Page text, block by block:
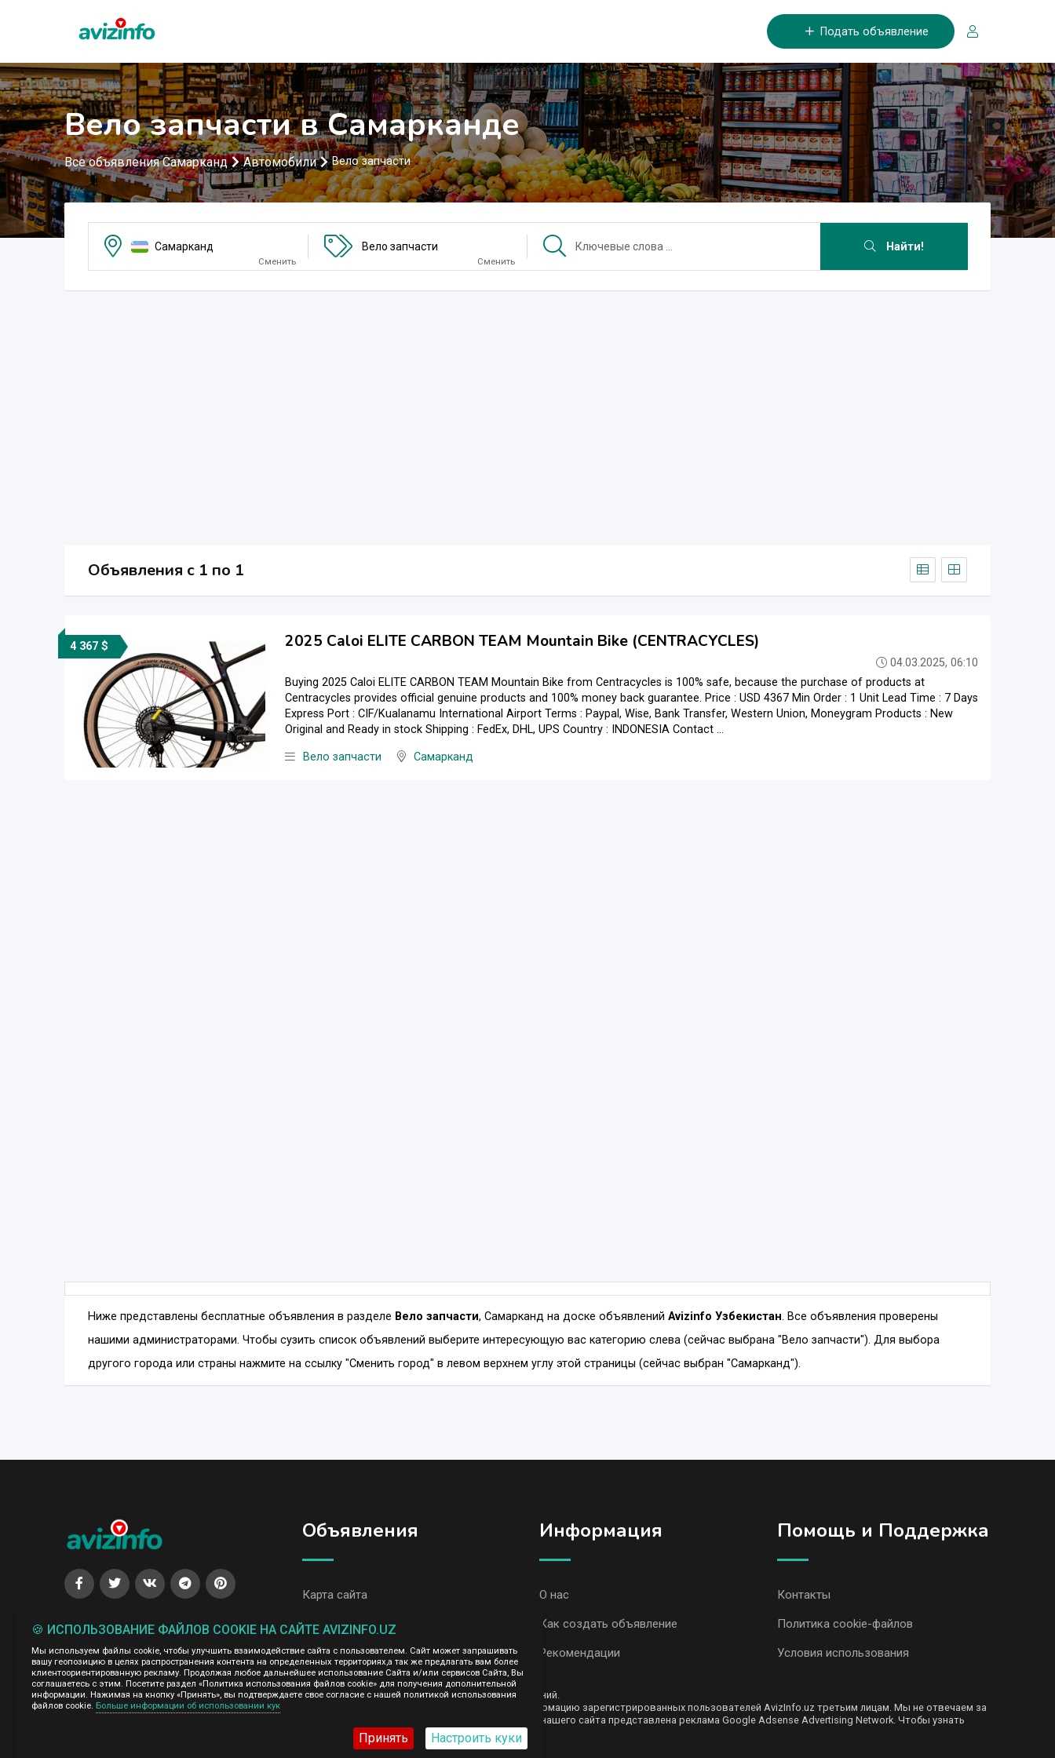
Подать объявление
Вело запчасти в Самарканде
Все объявления Самарканд Автомобили Вело запчасти
Самарканд
Сменить
Вело запчасти
Сменить
Найти!
Объявления c 1 по 1
4 367 $ 2025 Caloi ELITE CARBON TEAM Mountain Bike (CENTRACYCLES)
04.03.2025, 06:10
Buying 2025 Caloi ELITE CARBON TEAM Mountain Bike from Centracycles is 100% safe, because the purchase of products at
Centracycles provides official genuine products and 100% money back guarantee. Price : USD 4367 Min Order : 1 Unit Lead Time : 7 Days
Express Port : CIF/Kualanamu International Airport Terms : Paypal, Wise, Bank Transfer, Western Union, Moneygram Products : New
Original and Ready in stock Shipping : FedEx, DHL, UPS Country : INDONESIA Contact ...
Вело запчасти Самарканд
Ниже представлены бесплатные объявления в разделе Вело запчасти, Самарканд на доске объявлений Avizinfo Узбекистан. Все объявления проверены
нашими администраторами. Чтобы сузить список объявлений выберите интересующую вас категорию слева (сейчас выбрана "Вело запчасти"). Для выбора
другого города или страны нажмите на ссылку "Сменить город" в левом верхнем углу этой страницы (сейчас выбран "Самарканд").
Объявления
Карта сайта
Все объявления, Самарканд
Все объявления AvizInfo
Информация
О нас
Как создать объявление
Рекомендации
Помощь и Поддержка
Контакты
Политика cookie-файлов
Условия использования
Администрация сайта AvizInfo.uz не несет ответственность за содержание размещенных объявлений.
Мы ценим конфиденциальность наших пользователей. Мы не передаем и не продаем личную информацию зарегистрированных пользователей AvizInfo.uz третьим лицам. Мы не отвечаем за
правила конфиденциальности сайтов на которые ссылается AvizInfo.uz. На некоторых страницах нашего сайта представлена реклама Google Adsense Advertising Network. Чтобы узнать
нажмите тут.
🍪 ИСПОЛЬЗОВАНИЕ ФАЙЛОВ COOKIE НА САЙТЕ AVIZINFO.UZ
Мы используем файлы cookie, чтобы улучшить взаимодействие сайта с пользователем. Сайт может запрашивать
вашу геопозицию в целях распространения контента на определенных территориях,а так же предлагать вам более
клиентоориентированную рекламу. Продолжая любое дальнейшее использование Сайта и/или сервисов Сайта, Вы
соглашаетесь с этим. Посетите раздел «Политика использования файлов cookie» для получения дополнительной
информации. Нажимая на кнопку «Принять», вы подтверждаете свое согласие с нашей политикой использования
файлов cookie. Больше информации об использовании кук
Принять Настроить куки